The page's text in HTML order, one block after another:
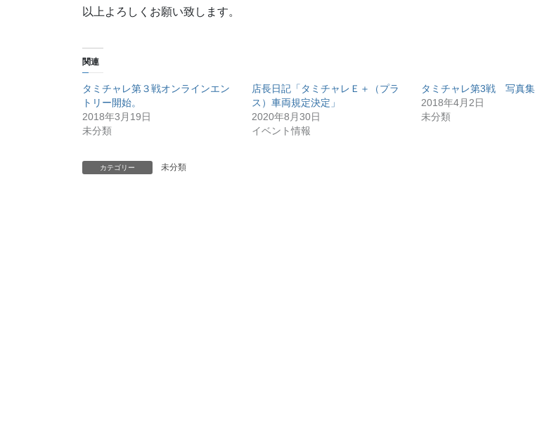
以上よろしくお願い致します。
関連
タミチャレ第３戦オンラインエン
トリー開始。
2018年3月19日
未分類
店長日記「タミチャレＥ＋（プラ
ス）車両規定決定」
2020年8月30日
イベント情報
タミチャレ第3戦 写真集
2018年4月2日
未分類
カテゴリー 未分類